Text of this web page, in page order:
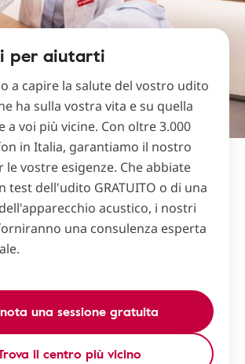
per aiutarti
a capire la salute del vostro udito
ha sulla vostra vita e su quella
a voi più vicine. Con oltre 3.000
in Italia, garantiamo il nostro
vostre esigenze. Che abbiate
test dell'udito GRATUITO o di una
acustico, i nostri
una consulenza esperta
una sessione gratuita
il centro più vicino